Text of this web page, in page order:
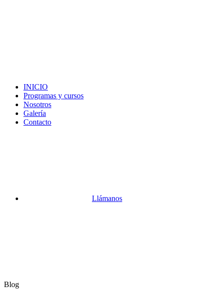
INICIO
Programas y cursos
Nosotros
Galería
Contacto
Llámanos
Blog